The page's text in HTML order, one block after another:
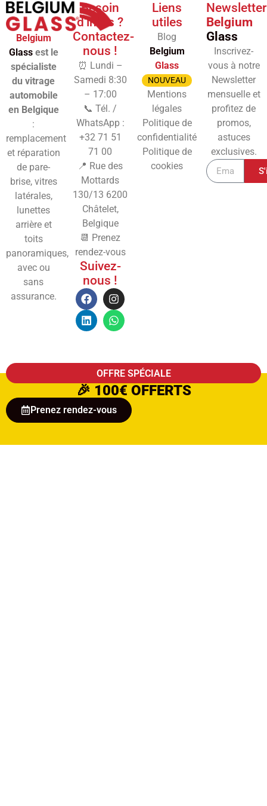
Belgium
Glassest le
spécialiste
du vitrage
automobile
en Belgique
:
remplacement
et réparation
de pare-
brise, vitres
latérales,
lunettes
arrière et
toits
panoramiques,
avec ou
sans
assurance.
Besoin
d'infos ?
Contactez-
nous !
⏰ Lundi –
Samedi 8:30
– 17:00
📞 Tél. /
WhatsApp :
+32 71 51
71 00
📍 Rue des
Mottards
130/13 6200
Châtelet,
Belgique
📆 Prenez
rendez-vous
Suivez-
nous !
Liens
utiles
Blog
Belgium
Glass
NOUVEAU
Mentions
légales
Politique de
confidentialité
Politique de
cookies
Newsletter
Belgium
Glass
Inscrivez-
vous à notre
Newsletter
mensuelle et
profitez de
promos,
astuces
exclusives.
OFFRE SPÉCIALE
🎉 100€ OFFERTS
Prenez rendez-vous